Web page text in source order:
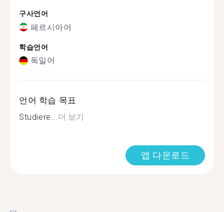
구사언어
페르시아어
학습언어
독일어
언어 학습 목표
Studiere...더 보기
앱 다운로드